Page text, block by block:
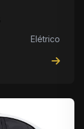
Elétrico